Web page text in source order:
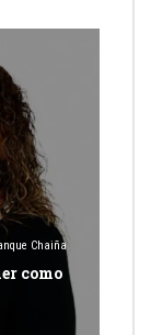
Chaiña
como